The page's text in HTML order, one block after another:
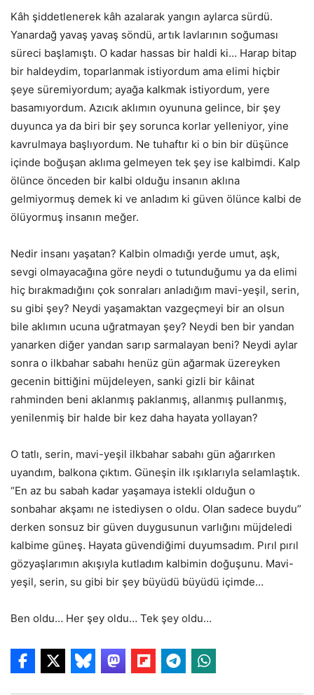
Kâh şiddetlenerek kâh azalarak yangın aylarca sürdü.
Yanardağ yavaş yavaş söndü, artık lavlarının soğuması
süreci başlamıştı. O kadar hassas bir haldi ki… Harap bitap
bir haldeydim, toparlanmak istiyordum ama elimi hiçbir
şeye süremiyordum; ayağa kalkmak istiyordum, yere
basamıyordum. Azıcık aklımın oyununa gelince, bir şey
duyunca ya da biri bir şey sorunca korlar yelleniyor, yine
kavrulmaya başlıyordum. Ne tuhaftır ki o bin bir düşünce
içinde boğuşan aklıma gelmeyen tek şey ise kalbimdi. Kalp
ölünce önceden bir kalbi olduğu insanın aklına
gelmiyormuş demek ki ve anladım ki güven ölünce kalbi de
ölüyormuş insanın meğer.
Nedir insanı yaşatan? Kalbin olmadığı yerde umut, aşk,
sevgi olmayacağına göre neydi o tutunduğumu ya da elimi
hiç bırakmadığını çok sonraları anladığım mavi-yeşil, serin,
su gibi şey? Neydi yaşamaktan vazgeçmeyi bir an olsun
bile aklımın ucuna uğratmayan şey? Neydi ben bir yandan
yanarken diğer yandan sarıp sarmalayan beni? Neydi aylar
sonra o ilkbahar sabahı henüz gün ağarmak üzereyken
gecenin bittiğini müjdeleyen, sanki gizli bir kâinat
rahminden beni aklanmış paklanmış, allanmış pullanmış,
yenilenmiş bir halde bir kez daha hayata yollayan?
O tatlı, serin, mavi-yeşil ilkbahar sabahı gün ağarırken
uyandım, balkona çıktım. Güneşin ilk ışıklarıyla selamlaştık.
“En az bu sabah kadar yaşamaya istekli olduğun o
sonbahar akşamı ne istediysen o oldu. Olan sadece buydu”
derken sonsuz bir güven duygusunun varlığını müjdeledi
kalbime güneş. Hayata güvendiğimi duyumsadım. Pırıl pırıl
gözyaşlarımın akışıyla kutladım kalbimin doğuşunu. Mavi-
yeşil, serin, su gibi bir şey büyüdü büyüdü içimde…
Ben oldu… Her şey oldu… Tek şey oldu…